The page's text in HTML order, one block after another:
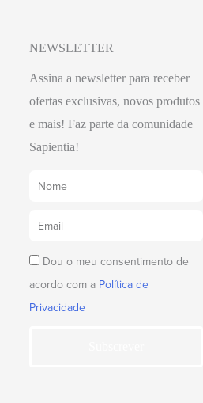
NEWSLETTER
Assina a newsletter para receber
ofertas exclusivas, novos produtos
e mais! Faz parte da comunidade
Sapientia!
Dou o meu consentimento de
acordo com a Política de
Privacidade